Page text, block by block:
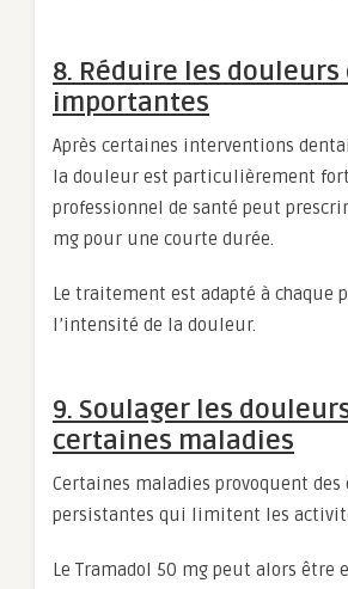
8. Réduire les
importantes
Après certaines interventions
la douleur est particulièrement
professionnel de santé peut
mg pour une courte durée.
Le traitement est adapté à chaque
l’intensité de la douleur.
9. Soulager les
certaines maladies
Certaines maladies provoquent des
persistantes qui limitent les
Le Tramadol 50 mg peut alors être